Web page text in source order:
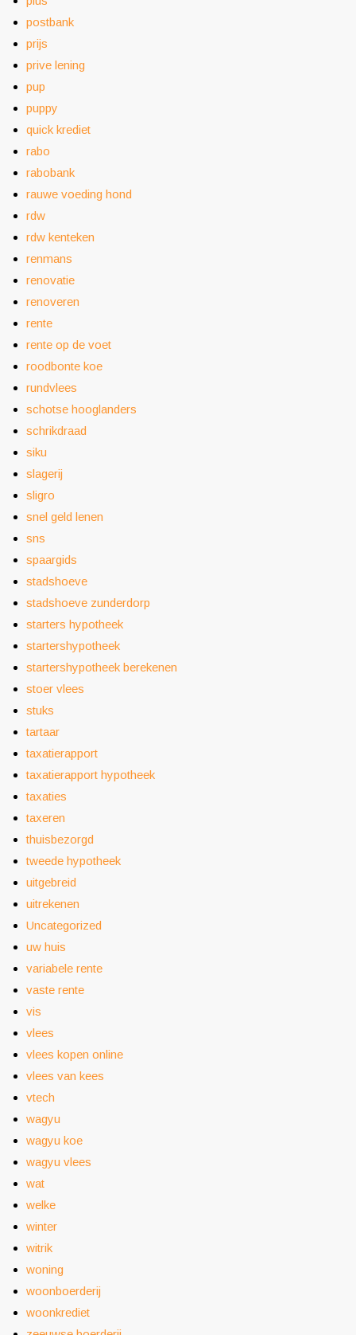
postbank
prijs
prive lening
pup
puppy
quick krediet
rabo
rabobank
rauwe voeding hond
rdw
rdw kenteken
renmans
renovatie
renoveren
rente
rente op de voet
roodbonte koe
rundvlees
schotse hooglanders
schrikdraad
siku
slagerij
sligro
snel geld lenen
sns
spaargids
stadshoeve
stadshoeve zunderdorp
starters hypotheek
startershypotheek
startershypotheek berekenen
stoer vlees
stuks
tartaar
taxatierapport
taxatierapport hypotheek
taxaties
taxeren
thuisbezorgd
tweede hypotheek
uitgebreid
uitrekenen
Uncategorized
uw huis
variabele rente
vaste rente
vis
vlees
vlees kopen online
vlees van kees
vtech
wagyu
wagyu koe
wagyu vlees
wat
welke
winter
witrik
woning
woonboerderij
woonkrediet